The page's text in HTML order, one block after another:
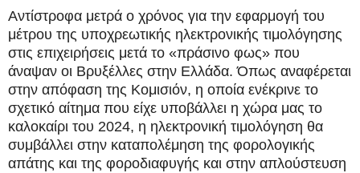
Αντίστροφα μετρά ο χρόνος για την εφαρμογή του
μέτρου της υποχρεωτικής ηλεκτρονικής τιμολόγησης
στις επιχειρήσεις μετά το «πράσινο φως» που
άναψαν οι Βρυξέλλες στην Ελλάδα. Όπως αναφέρεται
στην απόφαση της Κομισιόν, η οποία ενέκρινε το
σχετικό αίτημα που είχε υποβάλλει η χώρα μας το
καλοκαίρι του 2024, η ηλεκτρονική τιμολόγηση θα
συμβάλλει στην καταπολέμηση της φορολογικής
απάτης και της φοροδιαφυγής και στην απλούστευση